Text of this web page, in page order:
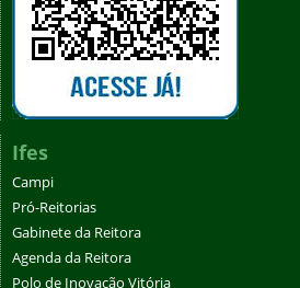
Ifes
Campi
Pró-Reitorias
Gabinete da Reitora
Agenda da Reitora
Polo de Inovação Vitória